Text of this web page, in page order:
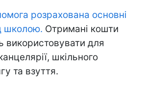
розрахована основні
школою. Отримані кошти
використовувати для
шкільного
та взуття.